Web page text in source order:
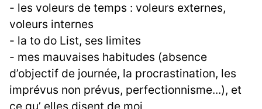
- les voleurs de temps : voleurs externes,
voleurs internes
- la to do List, ses limites
- mes mauvaises habitudes (absence
d’objectif de journée, la procrastination, les
imprévus non prévus, perfectionnisme...), et